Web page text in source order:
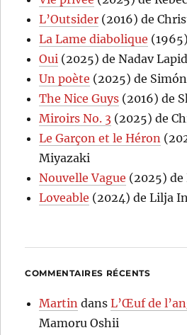
L’Outsider (2016) de
La Lame diabolique
Oui (2025) de Nadav Lapid
Un poète (2025) de
The Nice Guys (2016) de
Miroirs No. 3 (2025) de
Le Garçon et le Héron
Miyazaki
Nouvelle Vague (2025)
Loveable (2024) de Lilja
COMMENTAIRES RÉCENTS
Martin dansL’Œuf de
Mamoru Oshii